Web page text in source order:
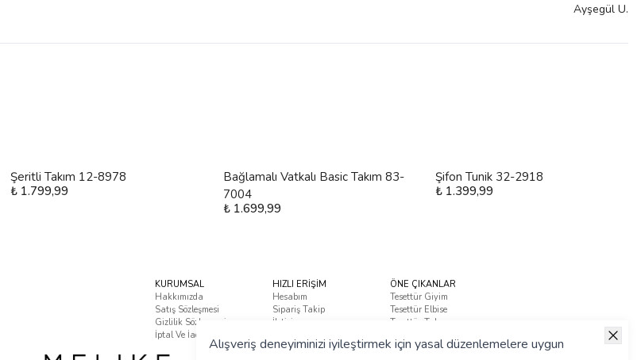
Alışveriş deneyiminizi iyileştirmek için yasal düzenlemelere uygun
Ayşegül U.
Şeritli Takım 12-8978
₺ 1.799,99
Bağlamalı Vatkalı Basic Takım 83-
7004
₺ 1.699,99
Şifon Tunik 32-2918
₺ 1.399,99
KURUMSAL
Hakkımızda
Satış Sözleşmesi
Gizlilik Sözleşmesi
İptal Ve İade Koşulları
HIZLI ERİŞİM
Hesabım
Sipariş Takip
İletişim
ÖNE ÇIKANLAR
Tesettür Giyim
Tesettür Elbise
Tesettür Takım